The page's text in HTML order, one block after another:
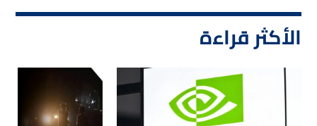
الأكثر قراءة